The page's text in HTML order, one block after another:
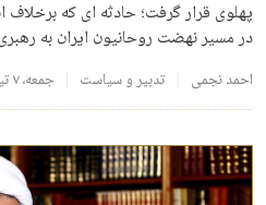
پهلوی قرار گرفت؛ حادثه ای که
در مسیر نهضت روحانیون ایران به
احمد نجمی تدبیر و سیاست جمعه، ۷ تیر ۱۳۹۸